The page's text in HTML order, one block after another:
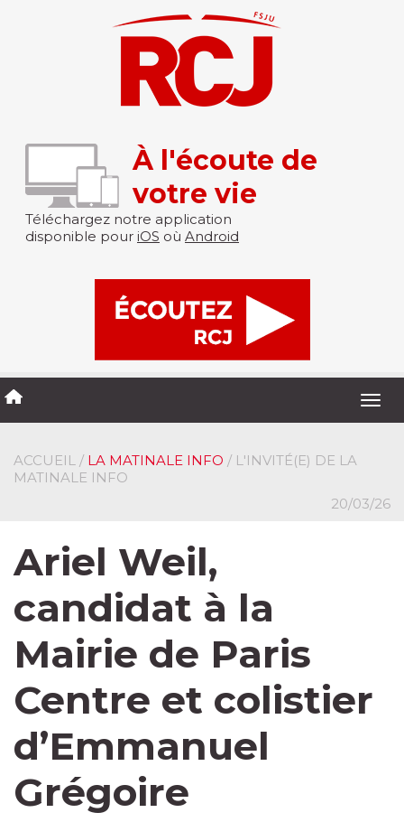
À l'écoute de
votre vie
Téléchargez notre application
disponible pour iOS où Android
ACCUEIL / LA MATINALE INFO / L'INVITÉ(E) DE LA
MATINALE INFO
20/03/26
Ariel Weil,
candidat à la
Mairie de Paris
Centre et colistier
d’Emmanuel
Grégoire